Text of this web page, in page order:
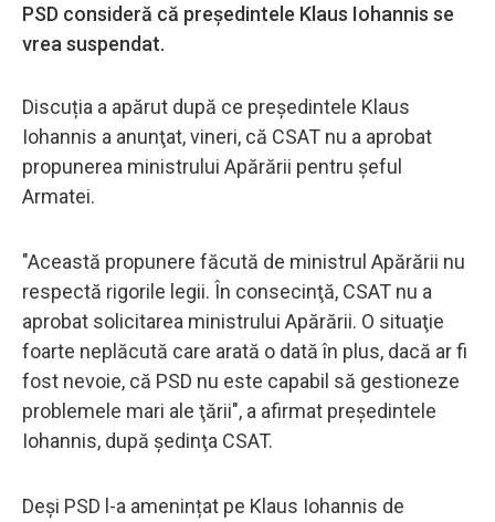
PSD consideră că președintele Klaus Iohannis se
vrea suspendat.
Discuția a apărut după ce preşedintele Klaus
Iohannis a anunţat, vineri, că CSAT nu a aprobat
propunerea ministrului Apărării pentru şeful
Armatei.
"Această propunere făcută de ministrul Apărării nu
respectă rigorile legii. În consecinţă, CSAT nu a
aprobat solicitarea ministrului Apărării. O situaţie
foarte neplăcută care arată o dată în plus, dacă ar fi
fost nevoie, că PSD nu este capabil să gestioneze
problemele mari ale ţării", a afirmat preşedintele
Iohannis, după şedinţa CSAT.
Deși PSD l-a amenințat pe Klaus Iohannis de